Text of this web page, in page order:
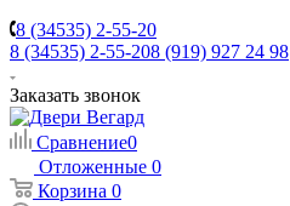
8 (34535) 2-55-20
8 (34535) 2-55-208 (919) 927 24 98
Заказать звонок
Сравнение0
Отложенные 0
Корзина 0